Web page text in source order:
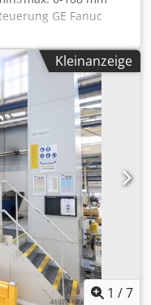
450 mm
der
875 mm
10.000
5.800 mm Länge B:
22.000 kg
dem
unauffällig. Im
bzw. leicht
Abweichung
nach Zeichnung /
eine Korrektur bzw.
wurden so stets
und
der C-
liegt ein
LUDWIGSBURG
GE Fanuc
Verhältnis) 152 mm
216 mm
1.3/8.5 Mod.
Rmmsx Adlokr
121 U/min
U/min Gewicht
x 2200 mmxmmxmm
- Späneförderer -
Kleinanzeige
1 /7